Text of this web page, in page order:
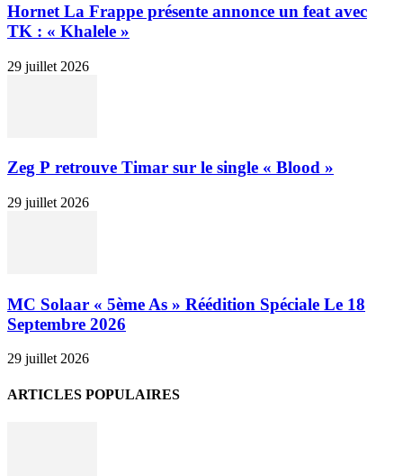
Hornet La Frappe présente annonce un feat avec
TK : « Khalele »
29 juillet 2026
Zeg P retrouve Timar sur le single « Blood »
29 juillet 2026
MC Solaar « 5ème As » Réédition Spéciale Le 18
Septembre 2026
29 juillet 2026
ARTICLES POPULAIRES